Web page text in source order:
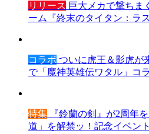
リリース 巨大メカで撃ちま
ーム『終末のタイタン：ラ
コラボ ついに虎王＆影虎が
で「魔神英雄伝ワタル」コ
特集 『鈴蘭の剣』が2周年
道」を解禁ッ！記念イベン